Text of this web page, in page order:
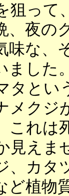
狙って
、夜の
味な、
ました
タとい
メクジ
これは
見えま
カタ
ど植物